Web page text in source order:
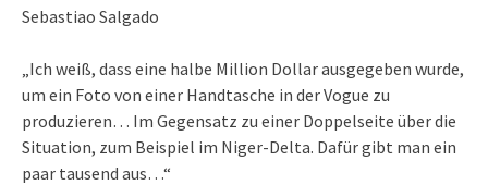
Sebastiao Salgado
„Ich weiß, dass eine halbe Million Dollar ausgegeben wurde,
um ein Foto von einer Handtasche in der Vogue zu
produzieren… Im Gegensatz zu einer Doppelseite über die
Situation, zum Beispiel im Niger-Delta. Dafür gibt man ein
paar tausend aus…“